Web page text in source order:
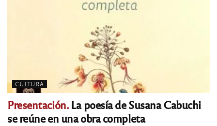
CULTURA
Presentación.La poesía de Susana Cabuchi
se reúne en una obra completa